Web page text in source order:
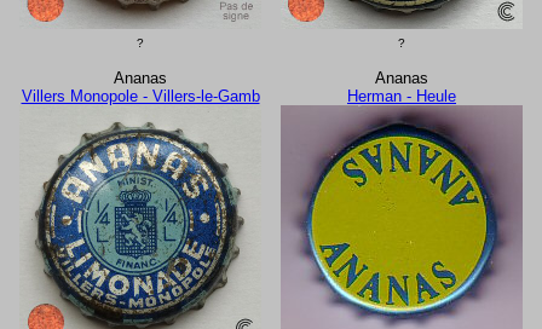
? ?
Ananas
Villers Monopole - Villers-le-Gamb
Ananas
Herman - Heule